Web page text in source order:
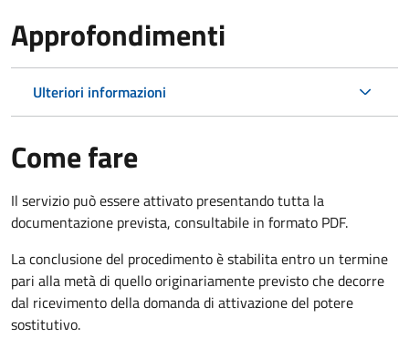
Approfondimenti
Ulteriori informazioni
Come fare
Il servizio può essere attivato presentando tutta la
documentazione prevista, consultabile in formato PDF.
La conclusione del procedimento è stabilita entro un termine
pari alla metà di quello originariamente previsto che decorre
dal ricevimento della domanda di attivazione del potere
sostitutivo.